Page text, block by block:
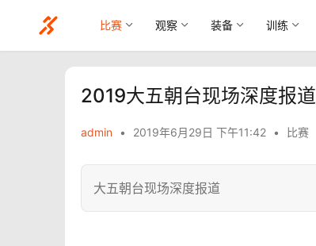
比赛 观察 装备 训练
2019大五朝台现场深度报道
admin • 2019年6月29日 下午11:42 • 比赛
​大五朝台现场深度报道